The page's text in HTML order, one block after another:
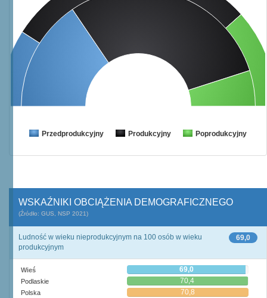
Przedprodukcyjny Produkcyjny Poprodukcyjny
WSKAŹNIKI OBCIĄŻENIA DEMOGRAFICZNEGO
(Źródło: GUS, NSP 2021)
69,0
Ludność w wieku nieprodukcyjnym na 100 osób w wieku
produkcyjnym
Wieś 69,0
Podlaskie 70,4
Polska 70,8